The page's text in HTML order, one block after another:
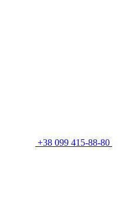
+38 099 415-88-80